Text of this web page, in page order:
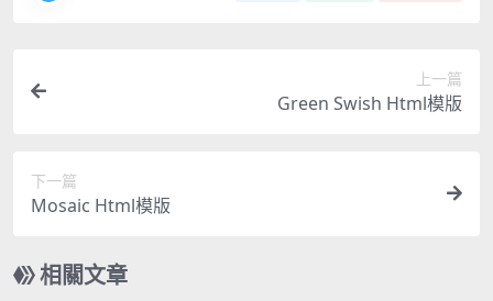
上一篇
Green Swish Html模版
下一篇
Mosaic Html模版
相關文章